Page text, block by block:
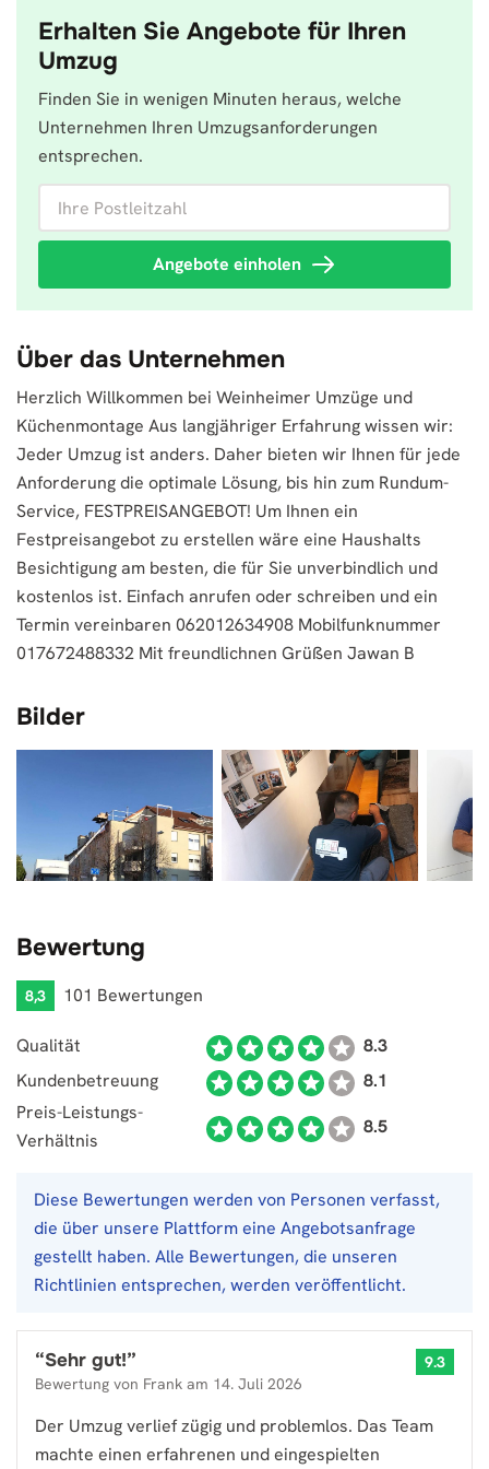
Erhalten Sie Angebote für Ihren
Umzug
Finden Sie in wenigen Minuten heraus, welche
Unternehmen Ihren Umzugsanforderungen
entsprechen.
Angebote einholen
Über das Unternehmen
Herzlich Willkommen bei Weinheimer Umzüge und
Küchenmontage Aus langjähriger Erfahrung wissen wir:
Jeder Umzug ist anders. Daher bieten wir Ihnen für jede
Anforderung die optimale Lösung, bis hin zum Rundum-
Service, FESTPREISANGEBOT! Um Ihnen ein
Festpreisangebot zu erstellen wäre eine Haushalts
Besichtigung am besten, die für Sie unverbindlich und
kostenlos ist. Einfach anrufen oder schreiben und ein
Termin vereinbaren 062012634908 Mobilfunknummer
017672488332 Mit freundlichnen Grüßen Jawan B
Bilder
Bewertung
8,3 101 Bewertungen
Qualität
8.3
Kundenbetreuung
8.1
Preis-Leistungs-
Verhältnis
8.5
Diese Bewertungen werden von Personen verfasst,
die über unsere Plattform eine Angebotsanfrage
gestellt haben. Alle Bewertungen, die unseren
Richtlinien entsprechen, werden veröffentlicht.
“Sehr gut!”
Bewertung von Frank am 14. Juli 2026
9.3
Der Umzug verlief zügig und problemlos. Das Team
machte einen erfahrenen und eingespielten